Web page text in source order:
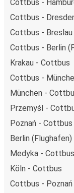
Cottbus -
Cottbus -
Cottbus - Breslau
Cottbus - Berlin
Krakau - Cottbus
Cottbus -
München -
Przemyśl -
Poznań - Cottbus
Berlin
Medyka - Cottbus
Köln - Cottbus
Cottbus - Poznań